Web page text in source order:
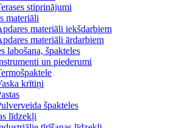
stiprinājumi
materiāli
materiāli iekšdarbiem
materiāli ārdarbiem
labošana, špakteles
un piederumi
krītiņi
špakteles
līdzekļi